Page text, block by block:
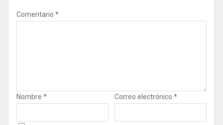
Comentario *
Nombre * Correo electrónico *